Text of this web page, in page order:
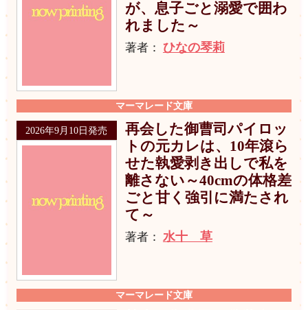
が、息子ごと溺愛で囲わ
れました～
著者： ひなの琴莉
マーマレード文庫
2026年9月10日発売
再会した御曹司パイロッ
トの元カレは、10年滾ら
せた執愛剥き出しで私を
離さない～40cmの体格差
ごと甘く強引に満たされ
て～
著者： 水十 草
マーマレード文庫